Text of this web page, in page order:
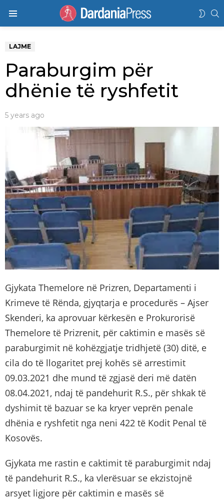
LAJME
Paraburgim për
dhënie të ryshfetit
5 years ago
Gjykata Themelore në Prizren, Departamenti i
Krimeve të Rënda, gjyqtarja e procedurës – Ajser
Skenderi, ka aprovuar kërkesën e Prokurorisë
Themelore të Prizrenit, për caktimin e masës së
paraburgimit në kohëzgjatje tridhjetë (30) ditë, e
cila do të llogaritet prej kohës së arrestimit
09.03.2021 dhe mund të zgjasë deri më datën
08.04.2021, ndaj të pandehurit R.S., për shkak të
dyshimit të bazuar se ka kryer veprën penale
dhënia e ryshfetit nga neni 422 të Kodit Penal të
Kosovës.
Gjykata me rastin e caktimit të paraburgimit ndaj
të pandehurit R.S., ka vlerësuar se ekzistojnë
arsyet ligjore për caktimin e masës së